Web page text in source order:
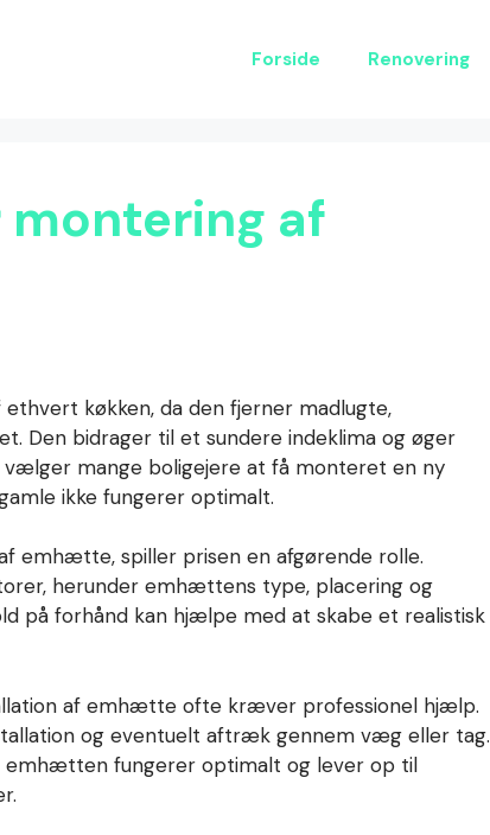
Forside Renovering
montering af
køkken, da den fjerner madlugte,
Den bidrager til et sundere indeklima og øger
mange boligejere at få monteret en ny
ikke fungerer optimalt.
emhætte, spiller prisen en afgørende rolle.
herunder emhættens type, placering og
på forhånd kan hjælpe med at skabe et realistisk
af emhætte ofte kræver professionel hjælp.
og eventuelt aftræk gennem væg eller tag.
emhætten fungerer optimalt og lever op til